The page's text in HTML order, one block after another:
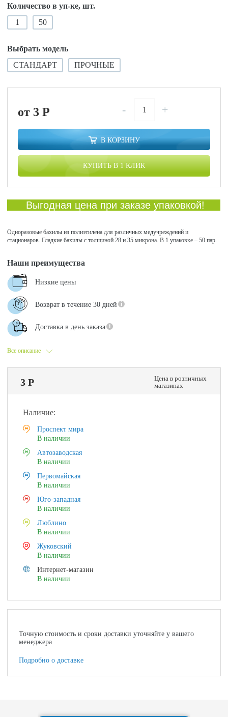
Количество в уп-ке, шт.
1
50
Выбрать модель
СТАНДАРТ
ПРОЧНЫЕ
от 3P - +
В КОРЗИНУ
КУПИТЬ В 1 КЛИК
Выгодная цена при заказе упаковкой!
Одноразовые бахилы из полиэтилена для различных медучреждений и
стационаров. Гладкие бахилы с толщиной 28 и 35 микрона. В 1 упаковке – 50 пар.
Все описание
Наши преимущества
Низкие цены
Возврат в течение 30 дней
Доставка в день заказа
3 Р
Цена в розничных
магазинах
Наличие:
Проспект мира
В наличии
Автозаводская
В наличии
Первомайская
В наличии
Юго-западная
В наличии
Люблино
В наличии
Жуковский
В наличии
Интернет-магазин
В наличии
Точную стоимость и сроки доставки уточняйте у вашего
менеджера
Подробно о доставке